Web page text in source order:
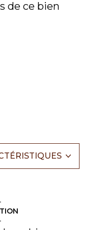
de ce bien